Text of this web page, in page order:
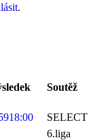
.
Soutěž
18:00
SELECT
6.liga